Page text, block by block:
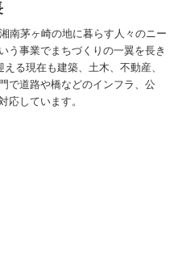
南茅ヶ崎の地に暮らす人々のニー
う事業でまちづくりの一翼を長き
る現在も建築、土木、不動産、
で道路や橋などのインフラ、公
応しています。